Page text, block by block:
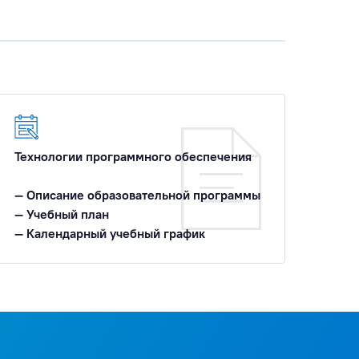
Технологии программного обеспечения
— Описание образовательной программы
— Учебный план
— Календарный учебный график